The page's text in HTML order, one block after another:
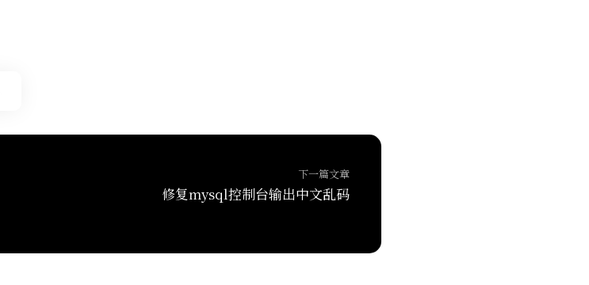
下一篇文章
修复mysql控制台输出中文乱码